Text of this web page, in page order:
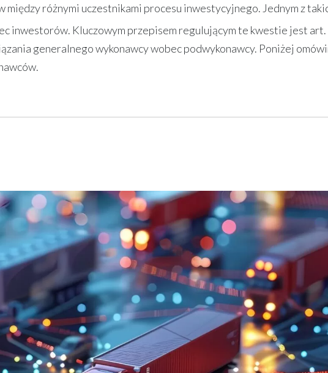
różnymi uczestnikami procesu inwestycyjnego. Jednym z
inwestorów. Kluczowym przepisem regulującym te kwestie jest
generalnego wykonawcy wobec podwykonawcy. Poniżej